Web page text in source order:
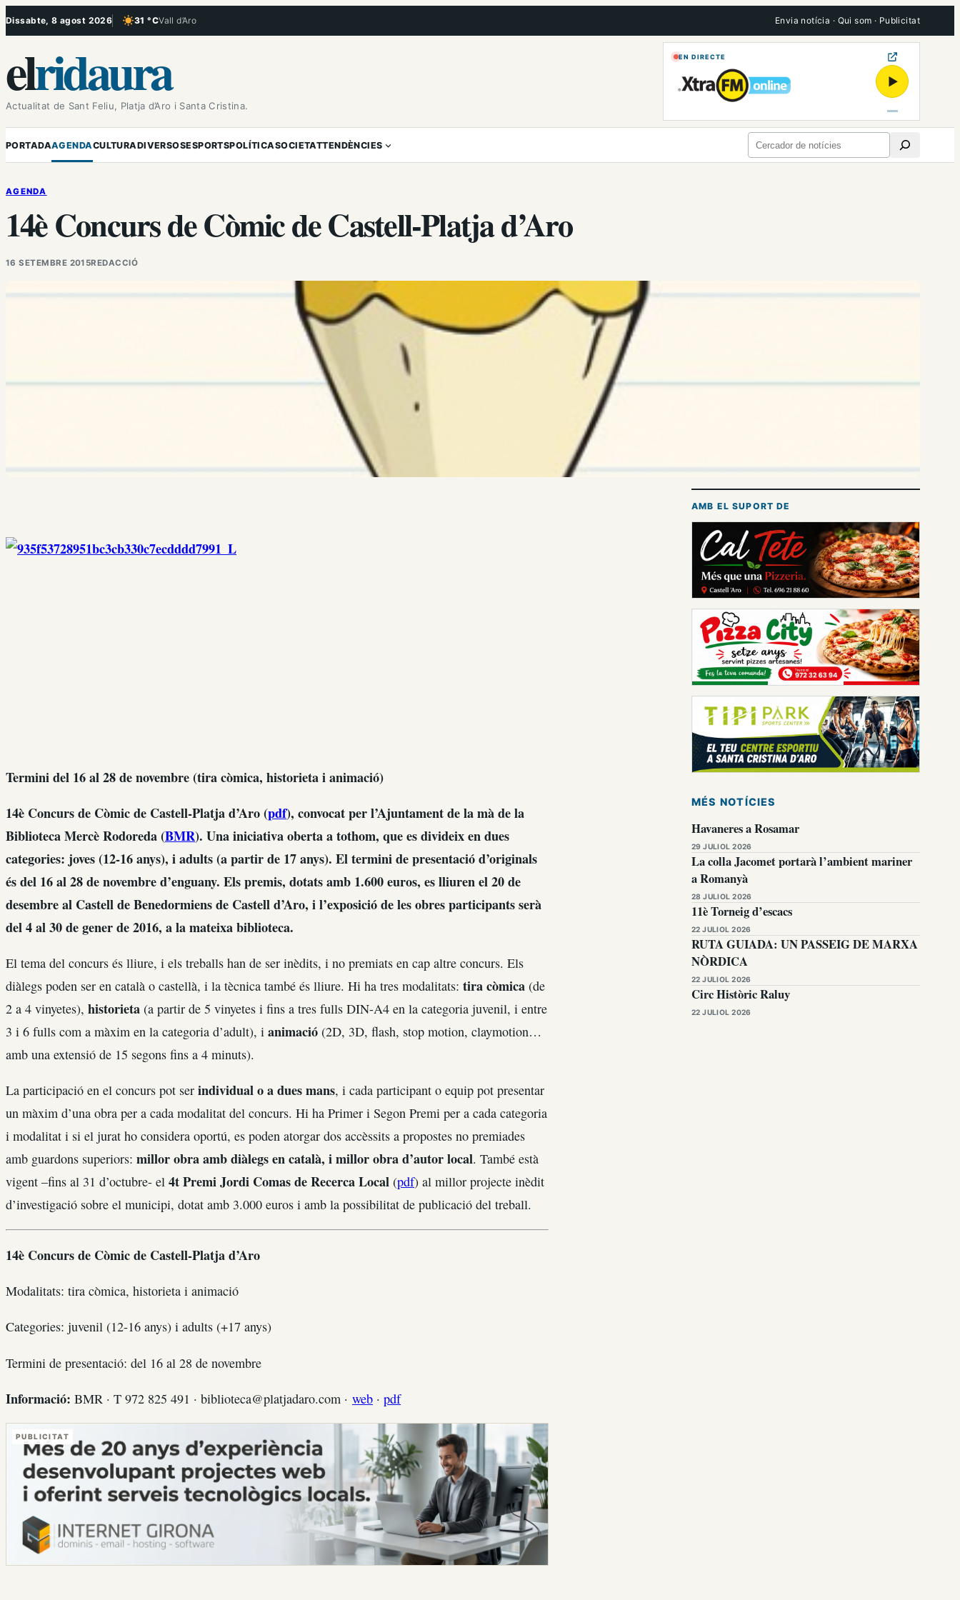
Vés
Dissabte, 8 agost 2026 31 °CVall d’Aro
, Cel serè Envia notícia · Qui som · Publicitat
elridaura
Actualitat de Sant Feliu, Platja d’Aro i Santa Cristina.
EN DIRECTE
▶
PORTADAAGENDACULTURADIVERSOSESPORTSPOLÍTICASOCIETATTENDÈNCIES Cerca
AGENDA
14è Concurs de Còmic de Castell-Platja d’Aro
16 SETEMBRE 2015REDACCIÓ
Termini del 16 al 28 de novembre (tira còmica, historieta i animació)
14è Concurs de Còmic de Castell-Platja d’Aro (pdf), convocat per l’Ajuntament de la mà de la
Biblioteca Mercè Rodoreda (BMR). Una iniciativa oberta a tothom, que es divideix en dues
categories: joves (12-16 anys), i adults (a partir de 17 anys). El termini de presentació d’originals
és del 16 al 28 de novembre d’enguany. Els premis, dotats amb 1.600 euros, es lliuren el 20 de
desembre al Castell de Benedormiens de Castell d’Aro, i l’exposició de les obres participants serà
del 4 al 30 de gener de 2016, a la mateixa biblioteca.
El tema del concurs és lliure, i els treballs han de ser inèdits, i no premiats en cap altre concurs. Els
diàlegs poden ser en català o castellà, i la tècnica també és lliure. Hi ha tres modalitats: tira còmica (de
2 a 4 vinyetes), historieta (a partir de 5 vinyetes i fins a tres fulls DIN-A4 en la categoria juvenil, i entre
3 i 6 fulls com a màxim en la categoria d’adult), i animació (2D, 3D, flash, stop motion, claymotion…
amb una extensió de 15 segons fins a 4 minuts).
La participació en el concurs pot ser individual o a dues mans, i cada participant o equip pot presentar
un màxim d’una obra per a cada modalitat del concurs. Hi ha Primer i Segon Premi per a cada categoria
i modalitat i si el jurat ho considera oportú, es poden atorgar dos accèssits a propostes no premiades
amb guardons superiors: millor obra amb diàlegs en català, i millor obra d’autor local. També està
vigent –fins al 31 d’octubre- el 4t Premi Jordi Comas de Recerca Local (pdf) al millor projecte inèdit
d’investigació sobre el municipi, dotat amb 3.000 euros i amb la possibilitat de publicació del treball.
14è Concurs de Còmic de Castell-Platja d’Aro
Modalitats: tira còmica, historieta i animació
Categories: juvenil (12-16 anys) i adults (+17 anys)
Termini de presentació: del 16 al 28 de novembre
Informació: BMR · T 972 825 491 · biblioteca@platjadaro.com · web · pdf
PUBLICITAT
AMB EL SUPORT DE
MÉS NOTÍCIES
Havaneres a Rosamar
29 JULIOL 2026
La colla Jacomet portarà l’ambient mariner
a Romanyà
28 JULIOL 2026
11è Torneig d’escacs
22 JULIOL 2026
RUTA GUIADA: UN PASSEIG DE MARXA
NÒRDICA
22 JULIOL 2026
Circ Històric Raluy
22 JULIOL 2026